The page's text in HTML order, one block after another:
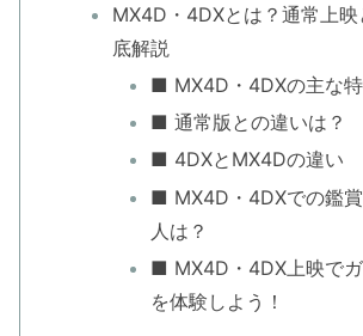
MX4D・4DXとは？通常上
底解説
■ MX4D・4DXの主な
■ 通常版との違いは？
■ 4DXとMX4Dの違い
■ MX4D・4DXでの鑑
人は？
■ MX4D・4DX上映で
を体験しよう！